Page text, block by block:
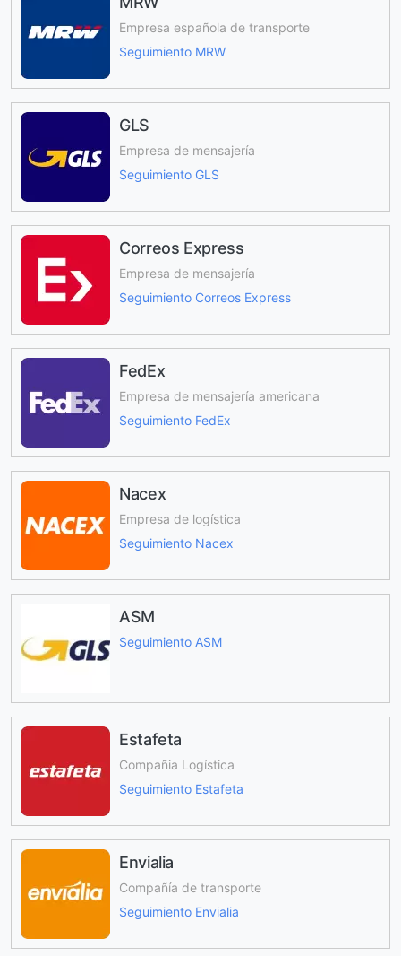
Empresa española de transporte
Seguimiento MRW
GLS
Empresa de mensajería
Seguimiento GLS
Correos Express
Empresa de mensajería
Seguimiento Correos Express
FedEx
Empresa de mensajería americana
Seguimiento FedEx
Nacex
Empresa de logística
Seguimiento Nacex
ASM
Seguimiento ASM
Estafeta
Compañia Logística
Seguimiento Estafeta
Envialia
Compañía de transporte
Seguimiento Envialia